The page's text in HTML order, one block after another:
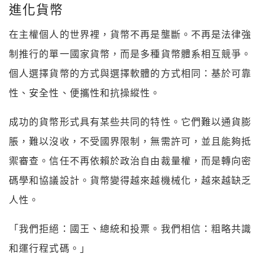
進化貨幣
在主權個人的世界裡，貨幣不再是壟斷。不再是法律強
制推行的單一國家貨幣，而是多種貨幣體系相互競爭。
個人選擇貨幣的方式與選擇軟體的方式相同：基於可靠
性、安全性、便攜性和抗操縱性。
成功的貨幣形式具有某些共同的特性。它們難以通貨膨
脹，難以沒收，不受國界限制，無需許可，並且能夠抵
禦審查。信任不再依賴於政治自由裁量權，而是轉向密
碼學和協議設計。貨幣變得越來越機械化，越來越缺乏
人性。
「我們拒絕：國王、總統和投票。我們相信：粗略共識
和運行程式碼。」